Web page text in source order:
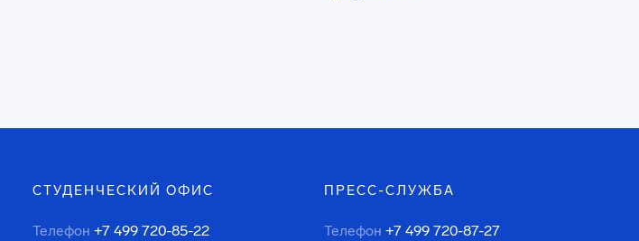
СТУДЕНЧЕСКИЙ ОФИС
Телефон +7 499 720-85-22
ПРЕСС-СЛУЖБА
Телефон +7 499 720-87-27